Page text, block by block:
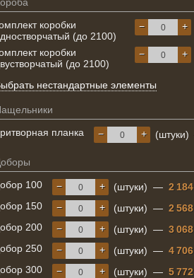
коробки
(до 2100)
+
−
коробки
(до 2100)
+
−
нестандартные элементы
планка
+
− (штуки)
100
+
− (штуки) — 2 184
150 +
− (штуки) — 2 568
200 +
− (штуки) — 3 068
250 +
− (штуки) — 4 706
300 +
− (штуки) — 5 772